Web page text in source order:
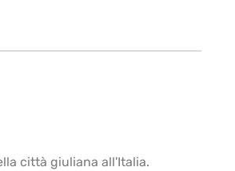
città giuliana all'Italia.